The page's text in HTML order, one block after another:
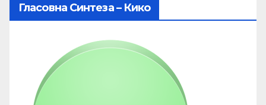
Гласовна Синтеза – Кико